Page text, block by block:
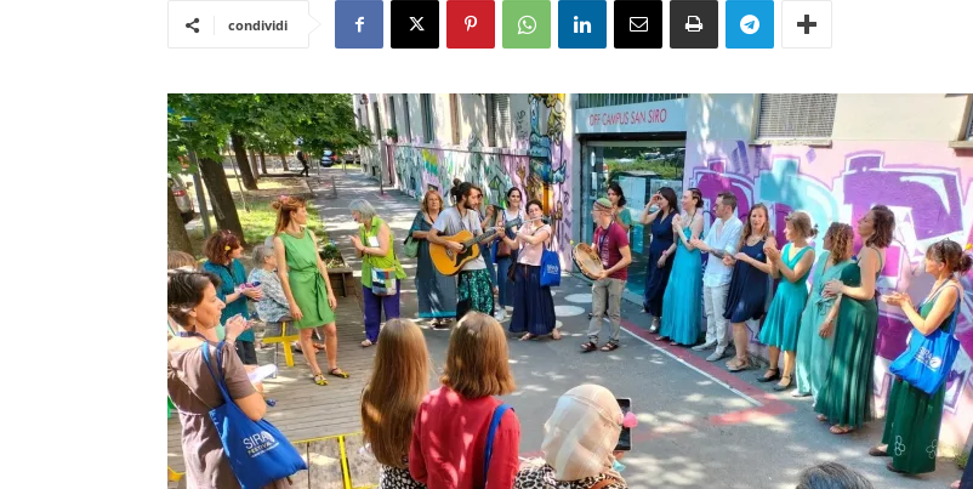
condividi